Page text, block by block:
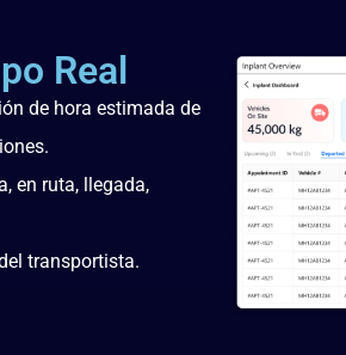
Real
de hora estimada de
en ruta, llegada,
transportista.